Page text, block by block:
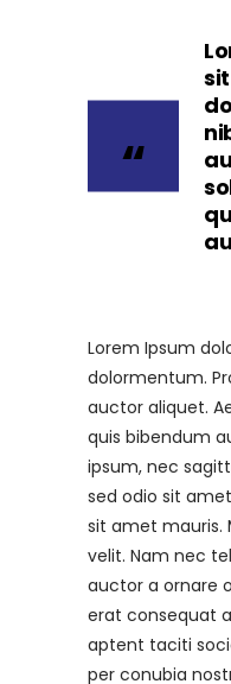
Lorem Ipsum
dolormentum.
auctor aliquet.
quis bibendum
ipsum, nec
sed odio sit
sit amet mauris.
velit. Nam nec
auctor a ornare
erat consequat
aptent taciti
per conubia